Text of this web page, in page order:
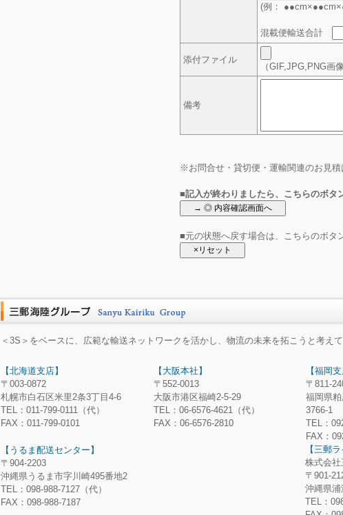
(例：
混載便輸送合計
添付ファイル
（GIF,JPG,PNG画
備考
※お問合せ・貸切便・運輸関連のお見積
■記入が終わりましたら、こちらのボタ
■元の状態へ戻す場合は、こちらのボタ
＜3S＞をベースに、広範な輸送ネットワークを活かし、物流の未来を拓こうと考えて
【北海道支店】
〒003-0872
札幌市白石区米里2条3丁目4-6
TEL：011-799-0111（代）
FAX：011-799-0101
【うるま配送センター】
〒904-2203
沖縄県うるま市字川崎495番地2
TEL：098-988-7127（代）
FAX：098-988-7187
【大阪本社】
〒552-0013
大阪市港区福崎2-5-29
TEL：06-6576-4621（代）
FAX：06-6576-2810
【福岡支
〒811-
福岡県
3766-1
TEL：
FAX：
【三郵ラ
株式会社
〒901-
沖縄県浦
TEL：